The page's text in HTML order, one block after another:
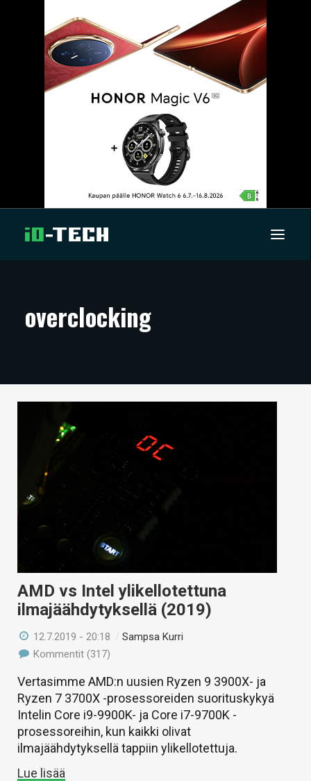
ARTIKKELIT
TECHBBS
KAUPPA
VAIHDA TEEMA
HAKU
overclocking
AMD vs Intel ylikellotettuna
ilmajäähdytyksellä (2019)
12.7.2019 - 20:18 /Sampsa Kurri
Kommentit (317)
Vertasimme AMD:n uusien Ryzen 9 3900X- ja
Ryzen 7 3700X -prosessoreiden suorituskykyä
Intelin Core i9-9900K- ja Core i7-9700K -
prosessoreihin, kun kaikki olivat
ilmajäähdytyksellä tappiin ylikellotettuja.
Lue lisää